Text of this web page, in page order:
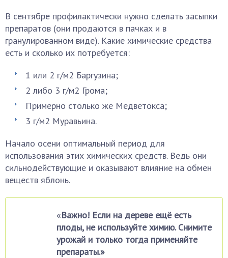
В сентябре профилактически нужно сделать засыпки
препаратов (они продаются в пачках и в
гранулированном виде). Какие химические средства
есть и сколько их потребуется:
1 или 2 г/м2 Баргузина;
2 либо 3 г/м2 Грома;
Примерно столько же Медветокса;
3 г/м2 Муравьина.
Начало осени оптимальный период для
использования этих химических средств. Ведь они
сильнодействующие и оказывают влияние на обмен
веществ яблонь.
«Важно! Если на дереве ещё есть
плоды, не используйте химию. Снимите
урожай и только тогда применяйте
препараты.»